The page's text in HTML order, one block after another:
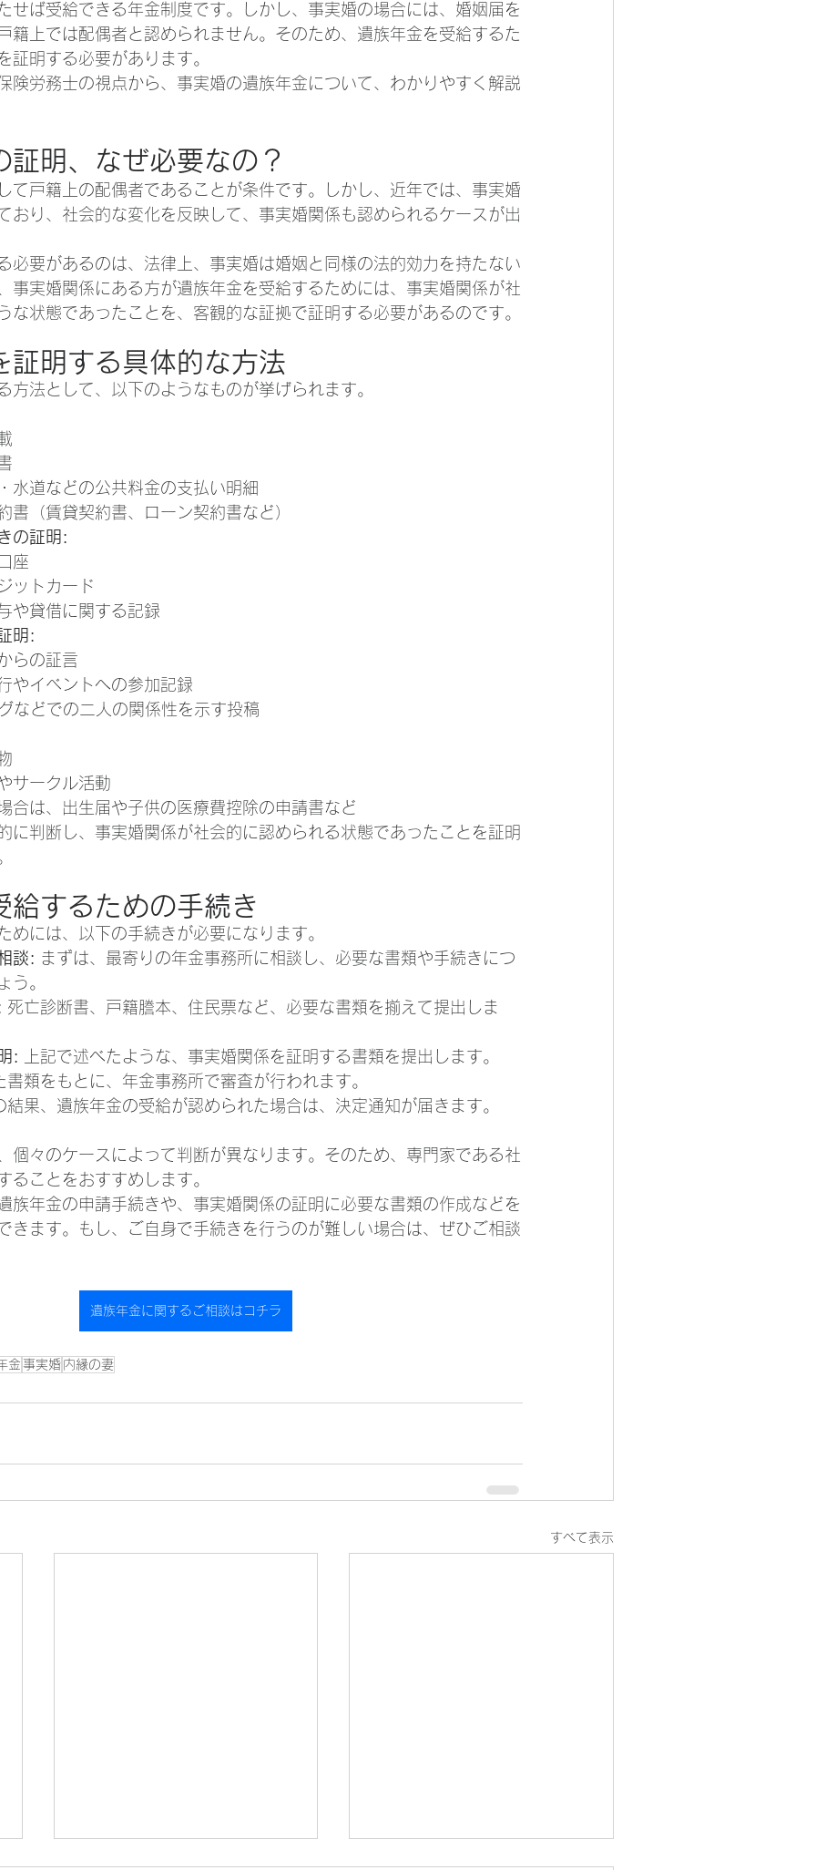
せば受給できる年金制度です。しかし、事実婚の場合には、婚姻届を
籍上では配偶者と認められません。そのため、遺族年金を受給するた
証明する必要があります。
険労務士の視点から、事実婚の遺族年金について、わかりやすく解説
証明、なぜ必要なの？
て戸籍上の配偶者であることが条件です。しかし、近年では、事実婚
おり、社会的な変化を反映して、事実婚関係も認められるケースが出
必要があるのは、法律上、事実婚は婚姻と同様の法的効力を持たない
事実婚関係にある方が遺族年金を受給するためには、事実婚関係が社
な状態であったことを、客観的な証拠で証明する必要があるのです。
証明する具体的な方法
方法として、以下のようなものが挙げられます。
水道などの公共料金の支払い明細
書（賃貸契約書、ローン契約書など）
の証明:
座
ットカード
や貸借に関する記録
明:
らの証言
やイベントへの参加記録
などでの二人の関係性を示す投稿
サークル活動
合は、出生届や子供の医療費控除の申請書など
に判断し、事実婚関係が社会的に認められる状態であったことを証明
給するための手続き
めには、以下の手続きが必要になります。
談: まずは、最寄りの年金事務所に相談し、必要な書類や手続きにつ
う。
死亡診断書、戸籍謄本、住民票など、必要な書類を揃えて提出しま
:
上記で述べたような、事実婚関係を証明する書類を提出します。
類をもとに、年金事務所で審査が行われます。
果、遺族年金の受給が認められた場合は、決定通知が届きます。
個々のケースによって判断が異なります。そのため、専門家である社
ることをおすすめします。
族年金の申請手続きや、事実婚関係の証明に必要な書類の作成などを
きます。もし、ご自身で手続きを行うのが難しい場合は、ぜひご相談
遺族年金に関するご相談はコチラ
金 事実婚 内縁の妻
すべて表示